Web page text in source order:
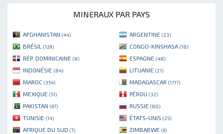
MINERAUX PAR PAYS
AFGHANISTAN (44) ARGENTINE (23)
BRÉSIL (129) CONGO-KINSHASA (18)
RÉP. DOMINICAINE (8) ESPAGNE (48)
INDONÉSIE (84) LITUANIE (21)
MAROC (354) MADAGASCAR (1717)
MEXIQUE (51) PÉROU (32)
PAKISTAN (67) RUSSIE (80)
TUNISIE (14) ÉTATS-UNIS (25)
AFRIQUE DU SUD (7) ZIMBABWE (6)